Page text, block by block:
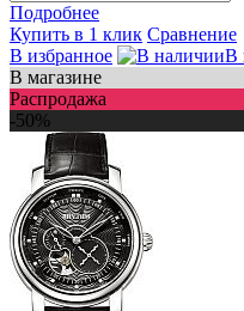
Подробнее
Купить в 1 клик Сравнение
В избранное
В
В магазине
Распродажа
-50%